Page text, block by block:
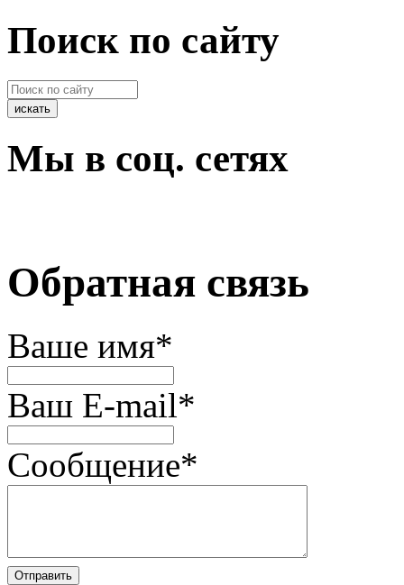
Поиск по сайту
Мы в соц. сетях
Обратная связь
Ваше имя*
Ваш E-mail*
Сообщение*